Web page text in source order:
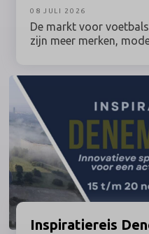
De markt voor
zijn meer merken,
en generieke
meer: persoonlijke,
direct antwoord op
bedacht
opdracht van
kan alles vertellen
die we nu op het WK
08 JULI 2026
Inspiratiereis